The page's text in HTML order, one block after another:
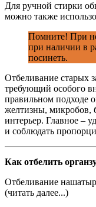
Для ручной стирки
можно также
Помните! При
при наличии в
посинеть.
Отбеливание старых
требующий особого
правильном подходе
желтизны, микробов,
интерьер. Главное –
и соблюдать
Как отбелить
Отбеливание
(читать далее...)